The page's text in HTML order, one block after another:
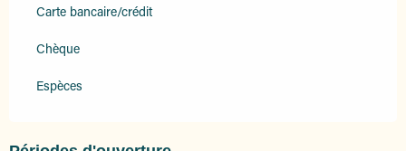
Carte bancaire/crédit
Chèque
Espèces